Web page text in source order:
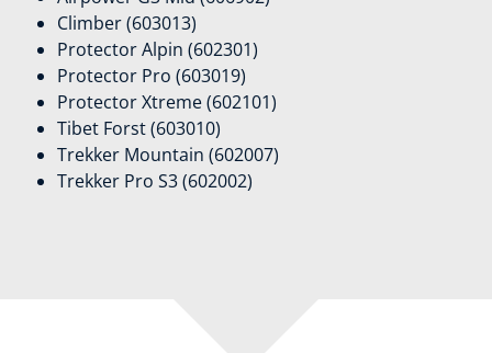
Climber (603013)
Protector Alpin (602301)
Protector Pro (603019)
Protector Xtreme (602101)
Tibet Forst (603010)
Trekker Mountain (602007)
Trekker Pro S3 (602002)